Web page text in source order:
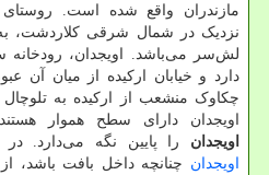
مازندران واقع شده است. روستای
نزدیک در شمال شرقی کلاردشت،
لش‌سر می‌باشد. اویجدان،
دارد و خیابان ارکیده از میان آن
چکاوک منشعب از ارکیده به
اویجدان دارای سطح هموار
اویجدان را پایین نگه می‌دارد. در
اویجدان